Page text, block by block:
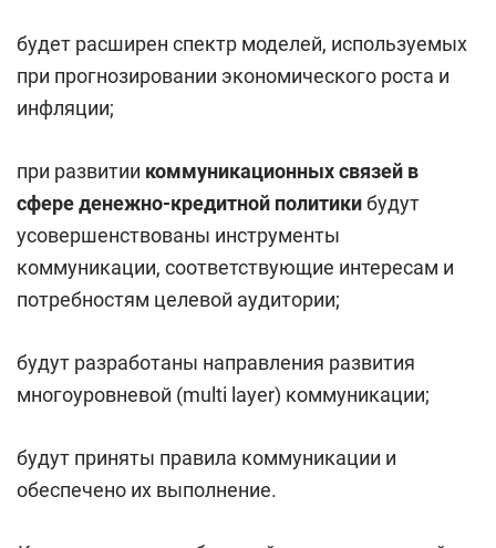
будет расширен спектр моделей, используемых
при прогнозировании экономического роста и
инфляции;
при развитии коммуникационных связей в
сфере денежно-кредитной политикибудут
усовершенствованы инструменты
коммуникации, соответствующие интересам и
потребностям целевой аудитории;
будут разработаны направления развития
многоуровневой (multi layer) коммуникации;
будут приняты правила коммуникации и
обеспечено их выполнение.